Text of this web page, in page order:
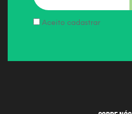
Aceito cadastrar